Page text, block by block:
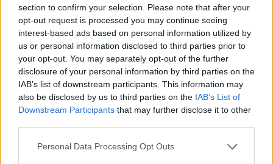
section to confirm your selection. Please note that after your
opt-out request is processed you may continue seeing
interest-based ads based on personal information utilized by
us or personal information disclosed to third parties prior to
your opt-out. You may separately opt-out of the further
disclosure of your personal information by third parties on the
IAB’s list of downstream participants. This information may
also be disclosed by us to third parties on the IAB’s List of
Downstream Participants that may further disclose it to other
Personal Data Processing Opt Outs